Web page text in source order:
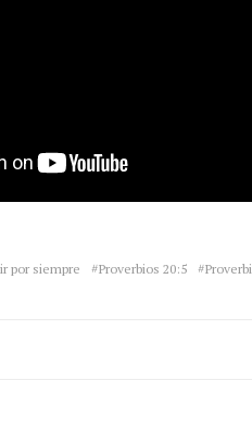
por siempre Proverbios 20:5